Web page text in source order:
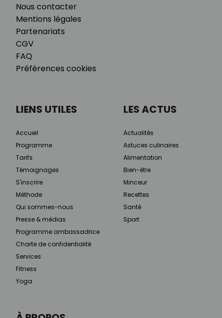
Nous contacter
Mentions légales
Partenariats
CGV
FAQ
Préférences cookies
LIENS UTILES
Accueil
Programme
Tarifs
Témoignages
S'inscrire
Méthode
Qui sommes-nous
Presse & médias
Programme ambassadrice
Charte de confidentialité
Services
Fitness
Yoga
LES ACTUS
Actualités
Astuces culinaires
Alimentation
Bien-être
Minceur
Recettes
Santé
Sport